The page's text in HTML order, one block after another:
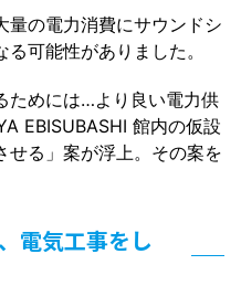
量の電力消費にサウンドシ
可能性がありました。
ためには…より良い電力供
EBISUBASHI 館内の仮設
せる」案が浮上。その案を
電気工事をし